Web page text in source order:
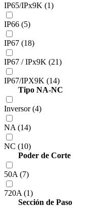
IP65/IPx9K (1)
IP66 (5)
IP67 (18)
IP67 / IPx9K (21)
IP67/IPX9K (14)
Tipo NA-NC
Inversor (4)
NA (14)
NC (10)
Poder de Corte
50A (7)
720A (1)
Sección de Paso